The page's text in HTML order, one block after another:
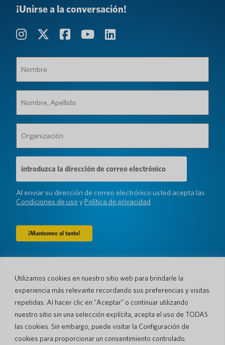
Utilizamos cookies en nuestro sitio web para brindarle la
experiencia más relevante recordando sus preferencias y visitas
repetidas. Al hacer clic en "Aceptar" o continuar utilizando
nuestro sitio sin una selección explícita, acepta el uso de TODAS
las cookies. Sin embargo, puede visitar la Configuración de
cookies para proporcionar un consentimiento controlado.
¡Unirse a la conversación!
(Requerido)
Apellido
(Requerido)
(Requerido)
de
correo
electrónico
(Requerido)
Al enviar su dirección de correo electrónico usted acepta las
Condiciones de uso y Política de privacidad
Compañía
Sobre nosotros
Idiomas y Países
Blog
Sala de prensa
#AllSpokenHere
Apoyo
Atención al cliente Garantía limitada